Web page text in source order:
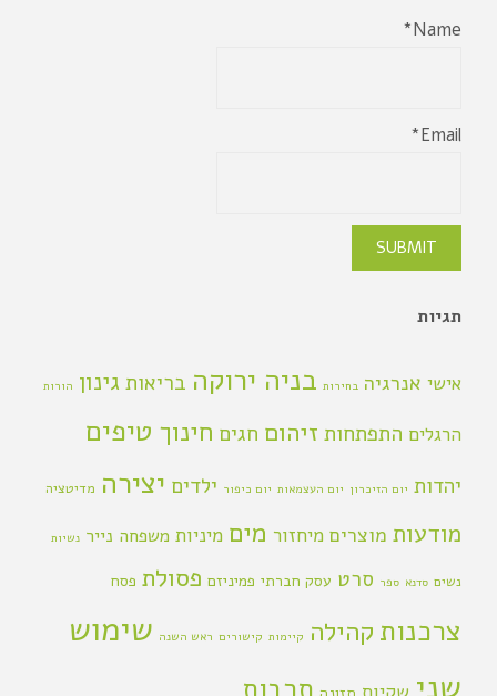
Name*
Email*
תגיות
אישי אנרגיה בחירות בניה ירוקה בריאות גינון הורות
הרגלים התפתחות זיהום חגים חינוך טיפים
יהדות יום הזיכרון יום העצמאות יום כיפור ילדים יצירה מדיטציה
מודעות מוצרים מיחזור מים מיניות משפחה נייר נשיות
נשים סדנא ספר סרט עסק חברתי פמיניזם פסולת פסח
צרכנות קהילה קיימות קישורים ראש השנה שימוש